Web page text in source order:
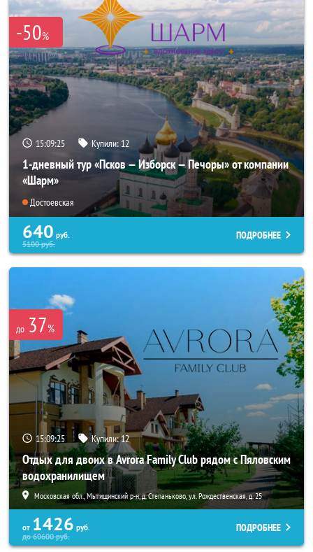
-50%
15:09:22 Купили: 12
1-дневный тур «Псков — Изборск — Печоры» от компании
«Шарм»
Достоевская
640 руб.
5100руб.
ПОДРОБНЕЕ
до 37%
15:09:22 Купили:12
Отдых для двоих в Avrora Family Club рядом с Пяловским
водохранилищем
Московская обл., Мытищинский р-н, д. Степаньково, ул. Рождественская, д. 25
от 1426 руб.
до60600руб.
ПОДРОБНЕЕ